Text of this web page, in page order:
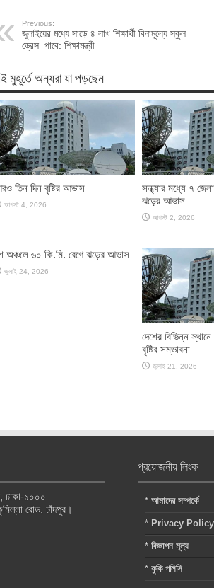
Previous:
জুলাইয়ের মধ্যে সাড়ে ৪ লাখ শিক্ষার্থী বিনামূল্যে স্কুল
ড্রেস পাবে: শিক্ষামন্ত্রী
মুহূর্তে অন্যরা যা পড়ছেন
তিন দিন বৃষ্টির আভাস
আগস্ট 4, 2026
সন্ধ্যার মধ্যে ৭
ঝড়ের আভাস
আগস্ট 2, 2026
অঞ্চলে ৬০ কি.মি. বেগে ঝড়ের আভাস
জুলাই 24, 2026
দেশের বিভিন্ন
বৃষ্টির সম্ভাবনা
জুলাই 21, 2026
ঢাকা-১০০০
রোড, চাঁদপুর।
প্রয়োজনীয় লিংক
*আমাদের সম্পর্কে
* Privacy Policy
*বিজ্ঞাপন মূল্য
*কুকি পলিসি